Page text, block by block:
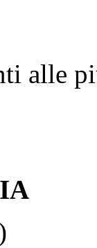
alle